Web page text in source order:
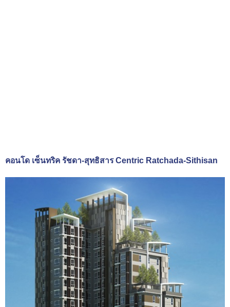
คอนโด เซ็นทริค รัชดา-สุทธิสาร Centric Ratchada-Sithisan